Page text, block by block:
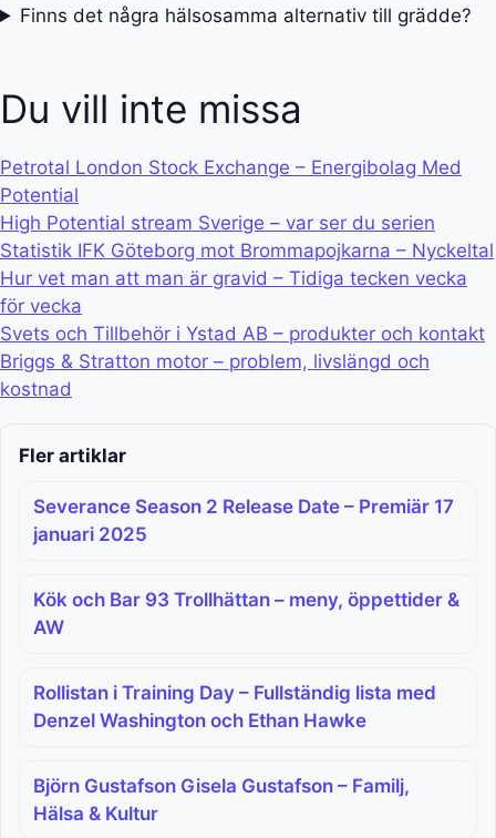
Finns det några hälsosamma alternativ till grädde?
Du vill inte missa
Petrotal London Stock Exchange – Energibolag Med
Potential
High Potential stream Sverige – var ser du serien
Statistik IFK Göteborg mot Brommapojkarna – Nyckeltal
Hur vet man att man är gravid – Tidiga tecken vecka
för vecka
Svets och Tillbehör i Ystad AB – produkter och kontakt
Briggs & Stratton motor – problem, livslängd och
kostnad
Fler artiklar
Severance Season 2 Release Date – Premiär 17
januari 2025
Kök och Bar 93 Trollhättan – meny, öppettider &
AW
Rollistan i Training Day – Fullständig lista med
Denzel Washington och Ethan Hawke
Björn Gustafson Gisela Gustafson – Familj,
Hälsa & Kultur